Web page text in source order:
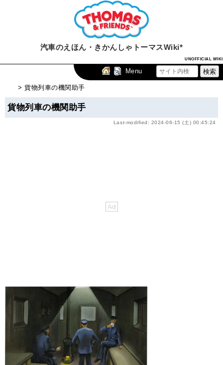
汽車のえほん・きかんしゃトーマスWiki*
UNOFFICIAL WIKI
Menu
> 貨物列車の機関助手
貨物列車の機関助手
Last-modified: 2024-06-15 (土) 00:45:24